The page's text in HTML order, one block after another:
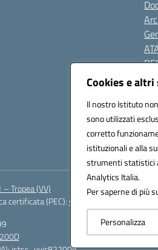
Cookies e
Il nostro Istituto
sono utilizzati
corretto
istituzionali e alla
strumenti statistici
Analytics Italia.
Per saperne di più
Personalizza
Tropea (VV)
certificata (PEC):